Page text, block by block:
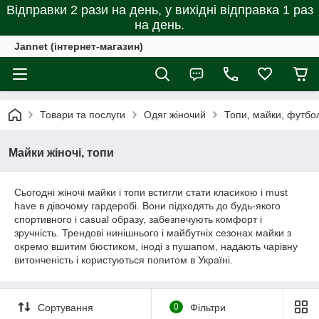
Відправки 2 рази на день, у вихідні відправка 1 раз
на день.
Jannet (інтернет-магазин)
Товари та послуги Одяг жіночий Топи, майки,
Майки жіночі, топи
Сьогодні жіночі майки і топи встигли стати класикою і must
have в дівочому гардеробі. Вони підходять до будь-якого
спортивного і casual образу, забезпечують комфорт і
зручність. Трендові нинішнього і майбутніх сезонах майки з
окремо вшитим бюстиком, іноді з пушапом, надають чарівну
витонченість і користуються попитом в Україні.
Сортування 0 Фільтри